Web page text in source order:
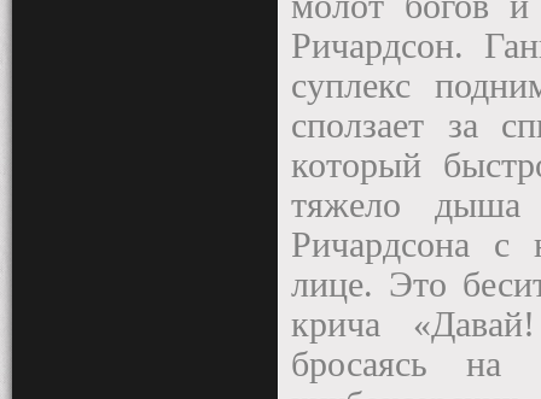
Ричардсон.
суплекс
сползает за
который
тяжело дыша
Ричардсона с
лице. Это
крича
бросаясь на